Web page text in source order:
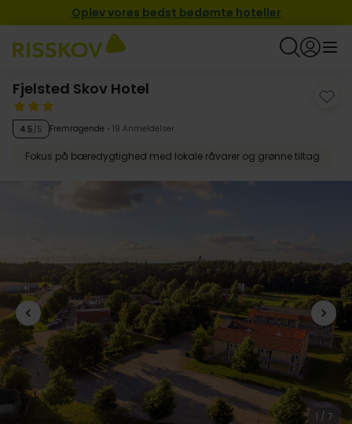
Oplev vores bedst bedømte hoteller
Fjelsted Skov Hotel
4.5/5 Fremragende 19 Anmeldelser
Fokus på bæredygtighed med lokale råvarer og grønne tiltag
1 / 7